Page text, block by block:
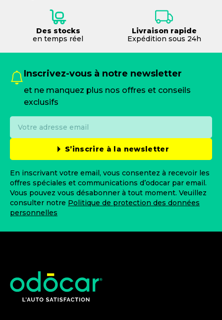
Des stocks
en temps réel
Livraison rapide
Expédition sous 24h
Inscrivez-vous à notre newsletter
et ne manquez plus nos offres et conseils
exclusifs
S’inscrire à la newsletter
En inscrivant votre email, vous consentez à recevoir les
offres spéciales et communications d’odocar par email.
Vous pouvez vous désabonner à tout moment. Veuillez
consulter notre Politique de protection des données
personnelles